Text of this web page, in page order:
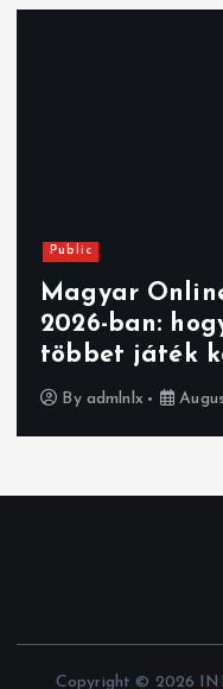
Public
Magyar
2026-ban:
többet játék
By admlnlx
Copyright © 2026